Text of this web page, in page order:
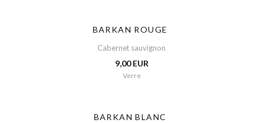
BARKAN ROUGE
Cabernet sauvignon
9,00 EUR
Verre
BARKAN BLANC